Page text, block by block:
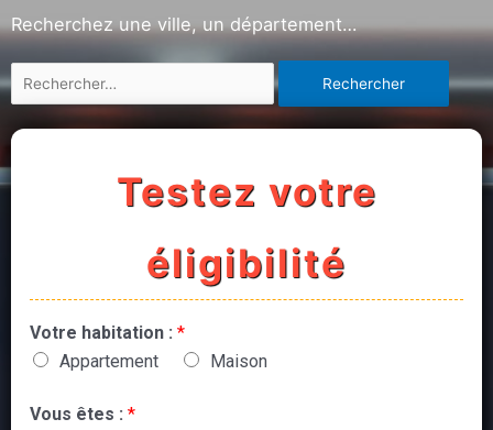
Recherchez une ville, un département…
Testez votre
éligibilité
Votre habitation : *
Appartement
Maison
Vous êtes : *